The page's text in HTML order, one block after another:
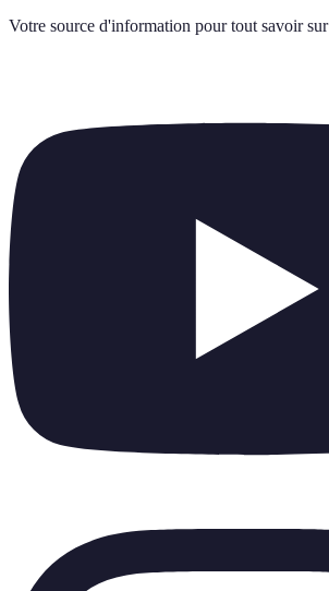
Votre source d'information pour tout savoir sur